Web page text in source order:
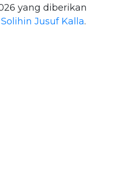
yang diberikan
Solihin Jusuf Kalla.